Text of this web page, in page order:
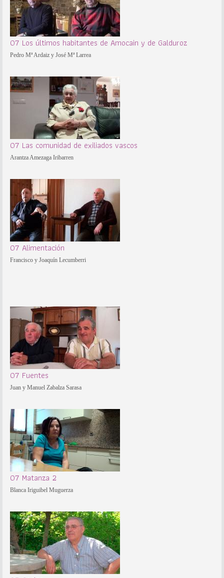
07 Los últimos habitantes de Amocain y de Galduroz
Pedro Mª Ardaiz y José Mª Larrea
07 Las comunidad de exiliados vascos
Arantza Amezaga Iribarren
07 Alimentación
Francisco y Joaquín Lecumberri
07 Fuentes
Juan y Manuel Zabalza Sarasa
07 Matanza 2
Blanca Iriguibel Muguerza